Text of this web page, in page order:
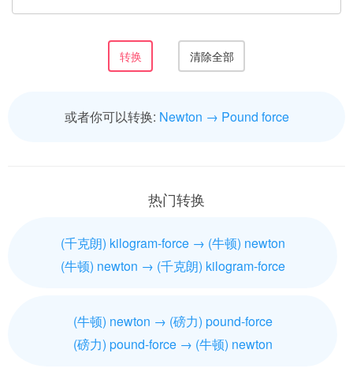
或者你可以转换: Newton → Pound force
热门转换
(千克朗) kilogram-force → (牛顿) newton
(牛顿) newton → (千克朗) kilogram-force
(牛顿) newton → (磅力) pound-force
(磅力) pound-force → (牛顿) newton